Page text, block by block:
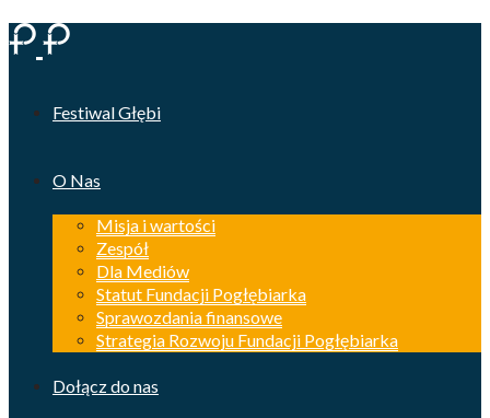
Festiwal Głębi
O Nas
Misja i wartości
Zespół
Dla Mediów
Statut Fundacji Pogłębiarka
Sprawozdania finansowe
Strategia Rozwoju Fundacji Pogłębiarka
Dołącz do nas